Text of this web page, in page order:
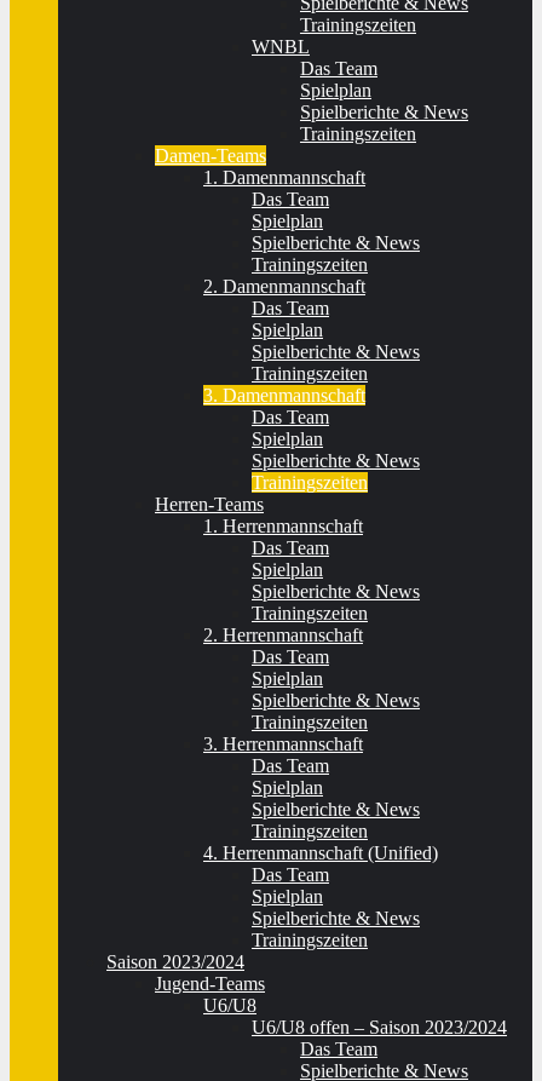
Trainingszeiten
WNBL
Das Team
Spielplan
Spielberichte & News
Trainingszeiten
Damen-Teams
1. Damenmannschaft
Das Team
Spielplan
Spielberichte & News
Trainingszeiten
2. Damenmannschaft
Das Team
Spielplan
Spielberichte & News
Trainingszeiten
3. Damenmannschaft
Das Team
Spielplan
Spielberichte & News
Trainingszeiten
Herren-Teams
1. Herrenmannschaft
Das Team
Spielplan
Spielberichte & News
Trainingszeiten
2. Herrenmannschaft
Das Team
Spielplan
Spielberichte & News
Trainingszeiten
3. Herrenmannschaft
Das Team
Spielplan
Spielberichte & News
Trainingszeiten
4. Herrenmannschaft (Unified)
Das Team
Spielplan
Spielberichte & News
Trainingszeiten
Saison 2023/2024
Jugend-Teams
U6/U8
U6/U8 offen – Saison 2023/2024
Das Team
Spielberichte & News